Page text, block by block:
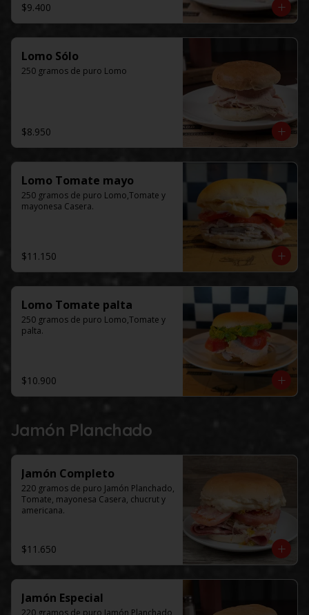
$9.400
Lomo Sólo
250 gramos de puro Lomo
$8.950
Lomo Tomate mayo
250 gramos de puro Lomo,Tomate y
mayonesa Casera.
$11.150
Lomo Tomate palta
250 gramos de puro Lomo,Tomate y
palta.
$10.900
Jamón Planchado
Jamón Completo
220 gramos de puro Jamón Planchado,
Tomate, mayonesa Casera, chucrut y
americana.
$11.650
Jamón Especial
220 gramos de puro Jamón Planchado